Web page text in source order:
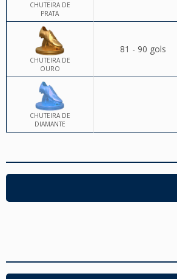
CHUTEIRA DE
PRATA
CHUTEIRA DE
OURO
81 - 90 gols
CHUTEIRA DE
DIAMANTE